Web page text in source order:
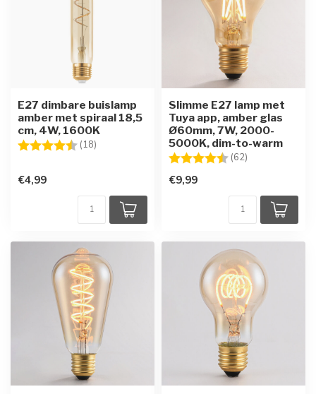
E27 dimbare buislamp
amber met spiraal 18,5
cm, 4W, 1600K
Beoordeling: (18)
€4,99
Slimme E27 lamp met
Tuya app, amber glas
Ø60mm, 7W, 2000-
5000K, dim-to-warm
Beoordeling: (62)
€9,99